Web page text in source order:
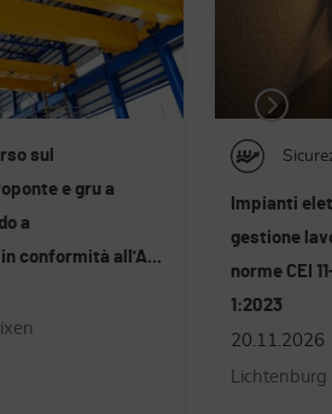
Impianti
sulla
le norme CEI
1:2023
10 -